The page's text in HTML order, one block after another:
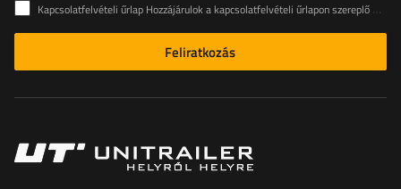
Kapcsolatfelvételi űrlap Hozzájárulok a kapcsolatfelvételi űrlapon szereplő személyes adataimnak az Európai Parlament és a Tanács (EU) rendeletével összhangban történő kezeléséhez
Feliratkozás